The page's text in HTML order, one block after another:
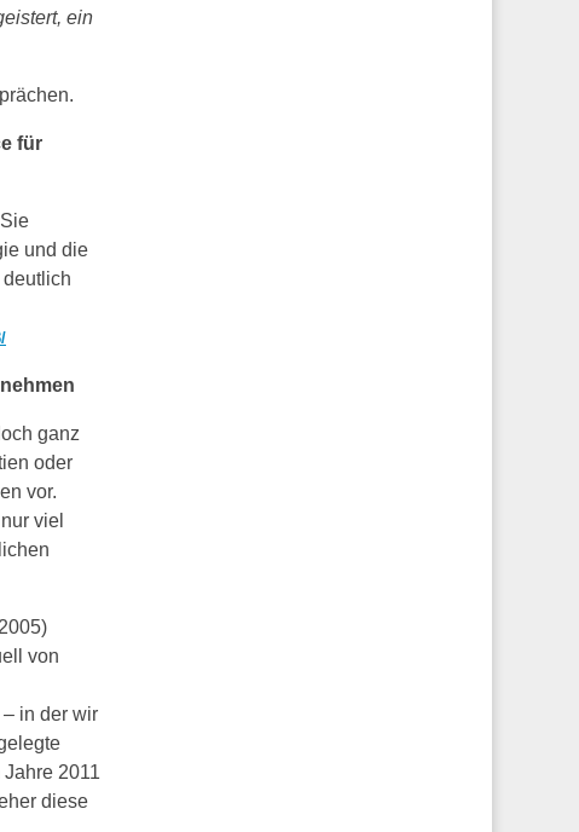
ein
für
und die
ganz
oder
vor.
viel
von
in der wir
2011
diese